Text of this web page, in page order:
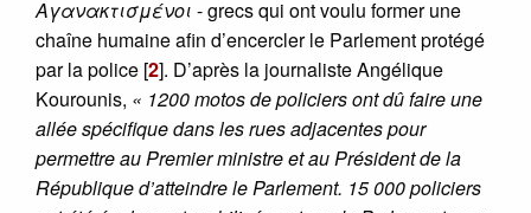
Αγανακτισμένοι - grecs qui ont voulu former une
chaîne humaine afin d’encercler le Parlement protégé
par la police [2]. D’après la journaliste Angélique
Kourounis, « 1200 motos de policiers ont dû faire une
allée spécifique dans les rues adjacentes pour
permettre au Premier ministre et au Président de la
République d’atteindre le Parlement. 15 000 policiers